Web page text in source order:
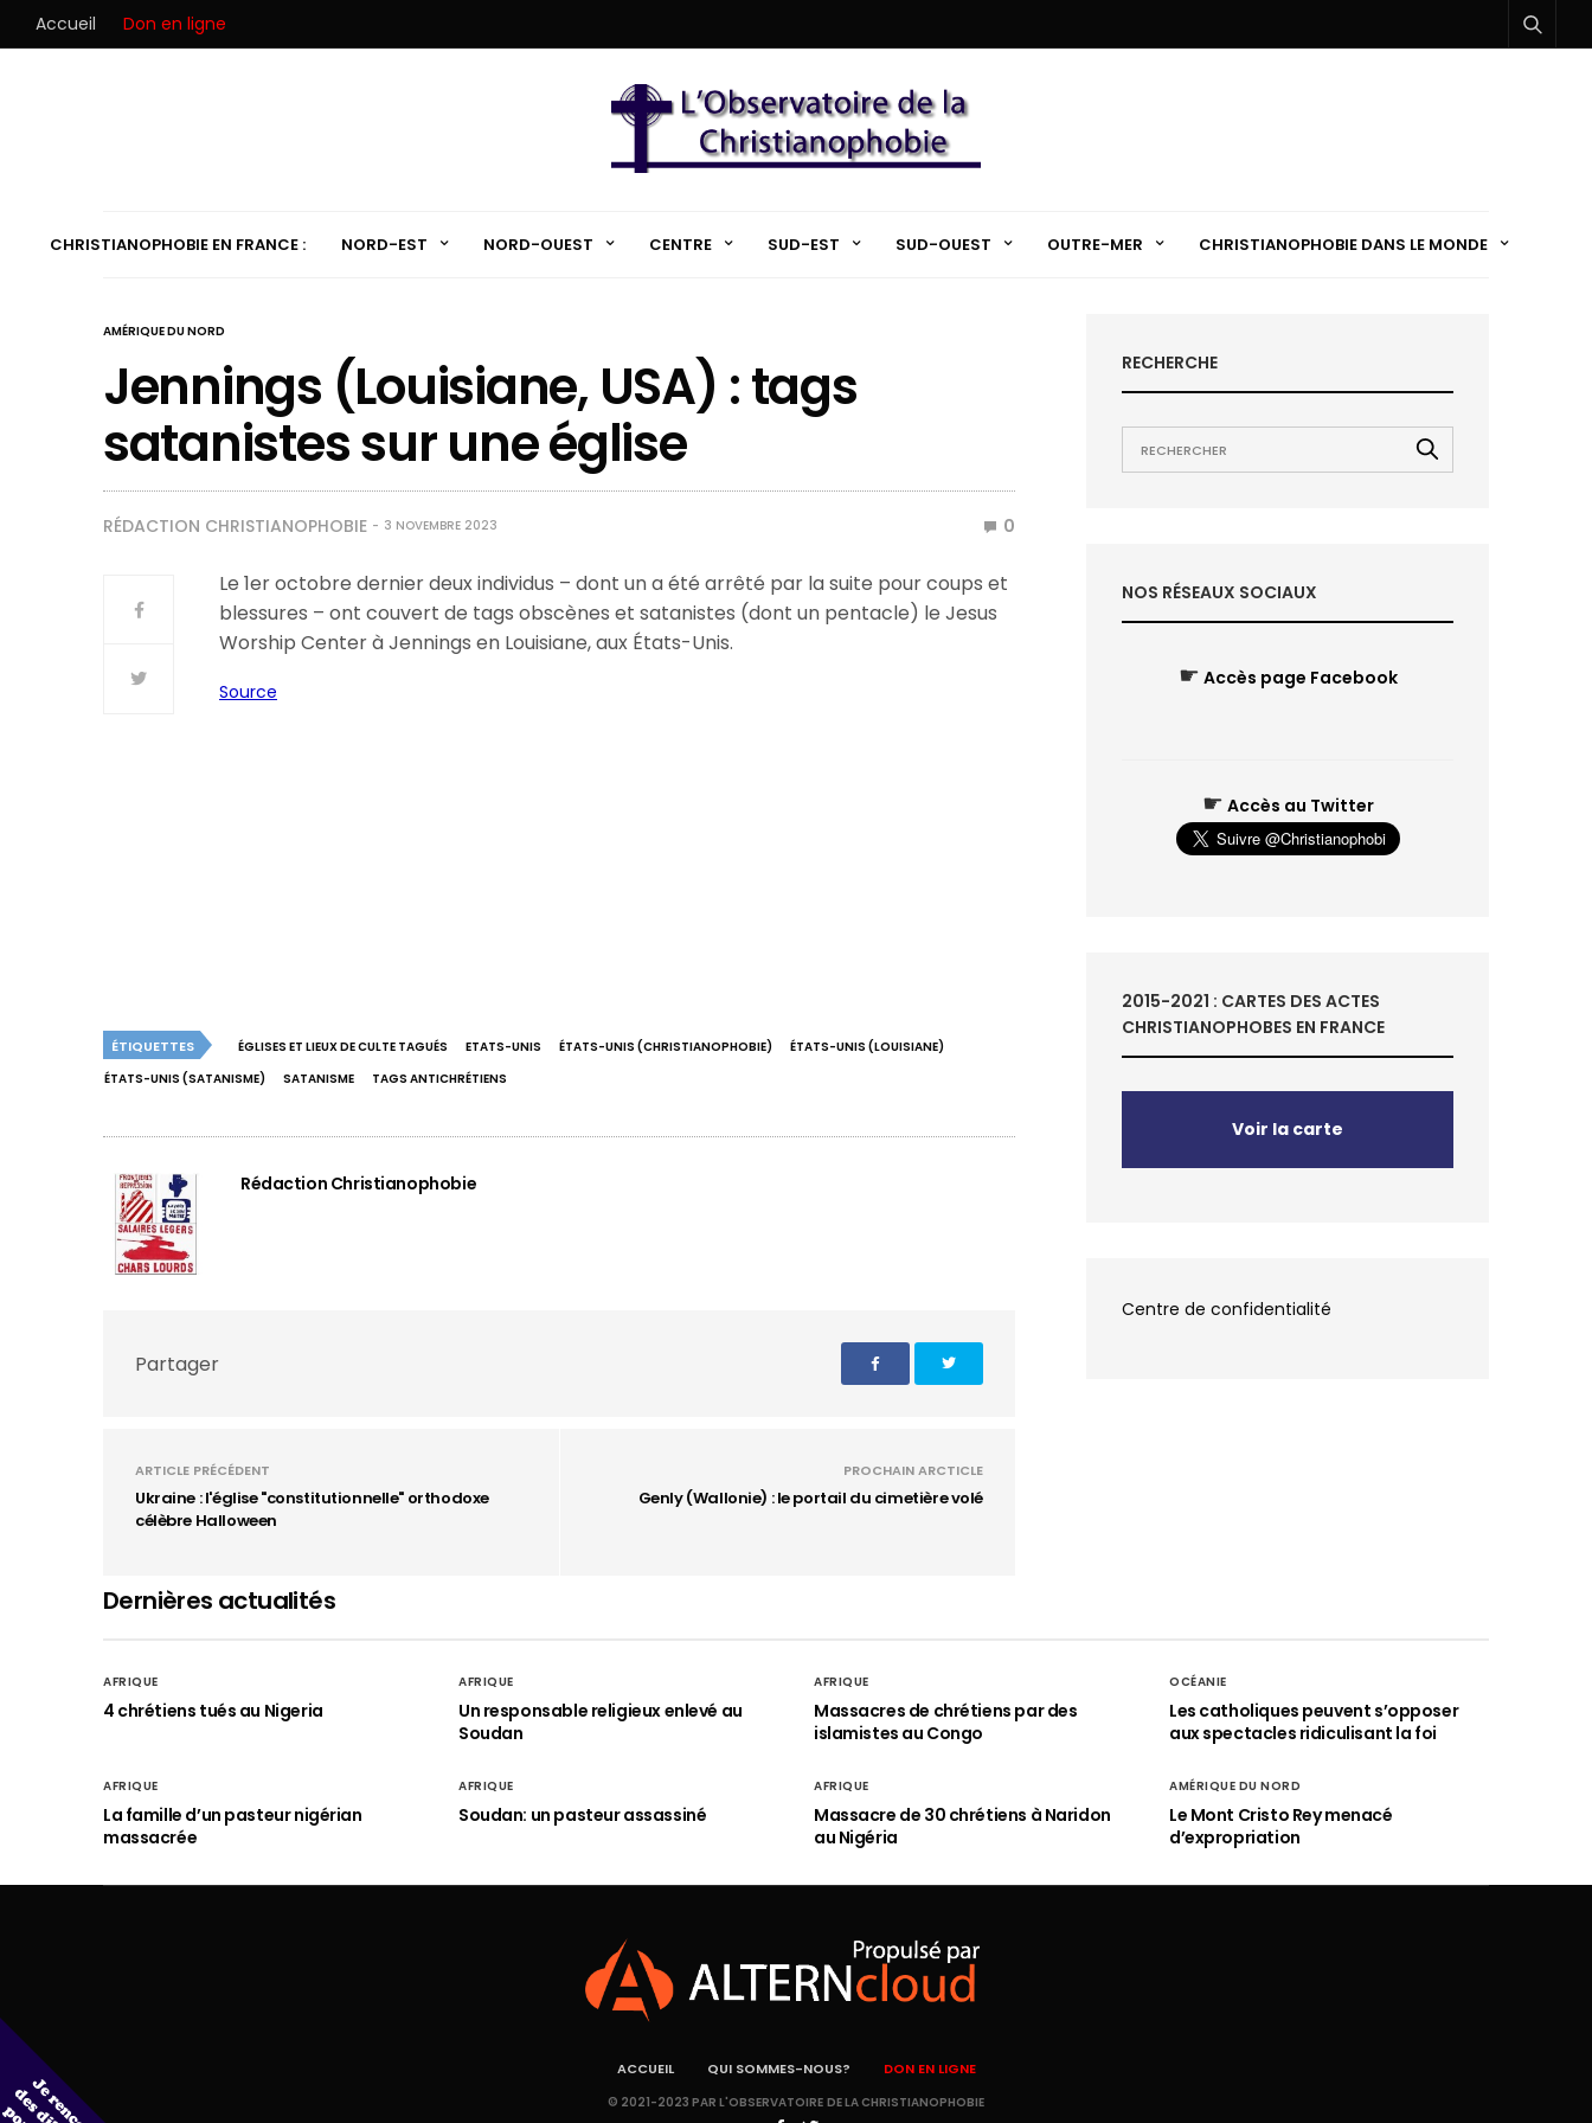
Accueil Don en ligne
CHRISTIANOPHOBIE EN FRANCE : NORD-EST NORD-OUEST CENTRE SUD-EST SUD-OUEST OUTRE-MER CHRISTIANOPHOBIE DANS LE MONDE
AMÉRIQUE DU NORD
Jennings (Louisiane, USA) : tags
satanistes sur une église
RÉDACTION CHRISTIANOPHOBIE 3 NOVEMBRE 2023 0
Le 1er octobre dernier deux individus – dont un a été arrêté par la suite pour coups et
blessures – ont couvert de tags obscènes et satanistes (dont un pentacle) le Jesus
Worship Center à Jennings en Louisiane, aux États-Unis.
Source
ÉTIQUETTES ÉGLISES ET LIEUX DE CULTE TAGUÉS ETATS-UNIS ÉTATS-UNIS (CHRISTIANOPHOBIE)
ÉTATS-UNIS (LOUISIANE)
ÉTATS-UNIS (SATANISME)
SATANISME TAGS ANTICHRÉTIENS
Rédaction Christianophobie
Partager
ARTICLE PRÉCÉDENT
Ukraine : l'église "constitutionnelle" orthodoxe
célèbre Halloween
PROCHAIN ARCTICLE
Genly (Wallonie) : le portail du cimetière volé
RECHERCHE
NOS RÉSEAUX SOCIAUX
☛ Accès page Facebook
☛ Accès au Twitter
2015-2021 : CARTES DES ACTES
CHRISTIANOPHOBES EN FRANCE
Voir la carte
Centre de confidentialité
Dernières actualités
AFRIQUE
4 chrétiens tués au Nigeria
AFRIQUE
Un responsable religieux enlevé au
Soudan
AFRIQUE
Massacres de chrétiens par des
islamistes au Congo
OCÉANIE
Les catholiques peuvent s’opposer
aux spectacles ridiculisant la foi
AFRIQUE
La famille d’un pasteur nigérian
massacrée
AFRIQUE
Soudan: un pasteur assassiné
AFRIQUE
Massacre de 30 chrétiens à Naridon
au Nigéria
AMÉRIQUE DU NORD
Le Mont Cristo Rey menacé
d’expropriation
ACCUEIL QUI SOMMES-NOUS? DON EN LIGNE
© 2021-2023 PAR L'OBSERVATOIRE DE LA CHRISTIANOPHOBIE